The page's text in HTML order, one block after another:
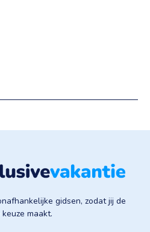
gidsen, zodat jij de
maakt.